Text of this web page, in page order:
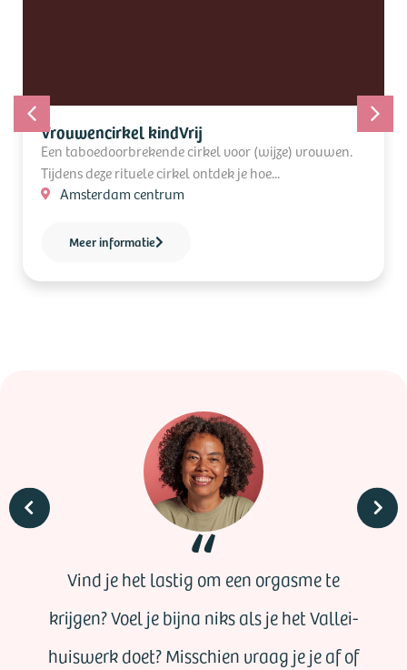
Vrouwencirkel kindVrij
Een taboedoorbrekende cirkel voor (wijze) vrouwen.
Tijdens deze rituele cirkel ontdek je hoe...
Amsterdam centrum
Meer informatie
Vind je het lastig om een orgasme te
krijgen? Voel je bijna niks als je het Vallei-
huiswerk doet? Misschien vraag je je af of